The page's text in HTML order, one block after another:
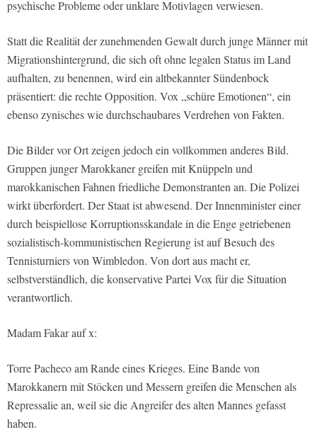
psychische Probleme oder unklare Motivlagen verwiesen.
Statt die Realität der zunehmenden Gewalt durch junge Männer mit
Migrationshintergrund, die sich oft ohne legalen Status im Land
aufhalten, zu benennen, wird ein altbekannter Sündenbock
präsentiert: die rechte Opposition. Vox „schüre Emotionen“, ein
ebenso zynisches wie durchschaubares Verdrehen von Fakten.
Die Bilder vor Ort zeigen jedoch ein vollkommen anderes Bild.
Gruppen junger Marokkaner greifen mit Knüppeln und
marokkanischen Fahnen friedliche Demonstranten an. Die Polizei
wirkt überfordert. Der Staat ist abwesend. Der Innenminister einer
durch beispiellose Korruptionsskandale in die Enge getriebenen
sozialistisch-kommunistischen Regierung ist auf Besuch des
Tennisturniers von Wimbledon. Von dort aus macht er,
selbstverständlich, die konservative Partei Vox für die Situation
verantwortlich.
Madam Fakar auf x:
Torre Pacheco am Rande eines Krieges. Eine Bande von
Marokkanern mit Stöcken und Messern greifen die Menschen als
Repressalie an, weil sie die Angreifer des alten Mannes gefasst
haben.